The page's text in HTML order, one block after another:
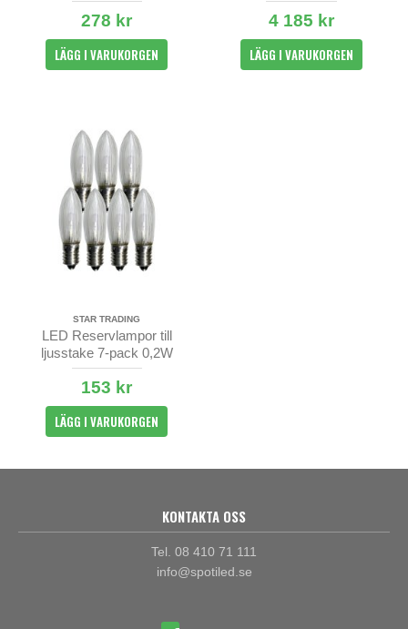
278 kr
LÄGG I VARUKORGEN
4 185 kr
LÄGG I VARUKORGEN
STAR TRADING
LED Reservlampor till
ljusstake 7-pack 0,2W
153 kr
LÄGG I VARUKORGEN
KONTAKTA OSS
Tel. 08 410 71 111
info@spotiled.se